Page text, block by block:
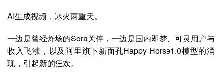
AI生成视频，冰火两重天。
一边是曾经炸场的Sora关停，一边是国内即梦、可灵用户与
收入飞涨，以及阿里旗下新面孔Happy Horse1.0模型的涌
现，引起新的狂欢。